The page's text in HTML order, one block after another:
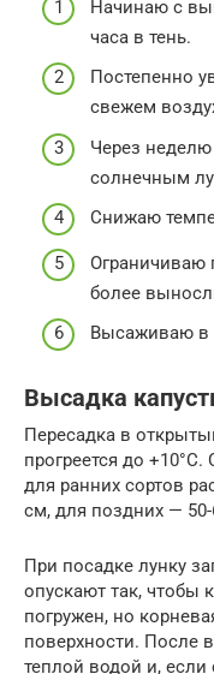
Начинаю с
часа в тень.
Постепенно
свежем
Через
солнечным
Снижаю
Ограничиваю
более
Высаживаю в
Высадка
Пересадка в
прогреется до
для ранних сортов
см, для поздних —
При посадке лунку
опускают так, чтобы
погружен, но
поверхности. После
теплой водой и,